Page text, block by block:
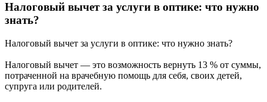
Налоговый вычет за услуги в оптике: что нужно
знать?
Налоговый вычет за услуги в оптике: что нужно знать?
Налоговый вычет — это возможность вернуть 13 % от суммы,
потраченной на врачебную помощь для себя, своих детей,
супруга или родителей.